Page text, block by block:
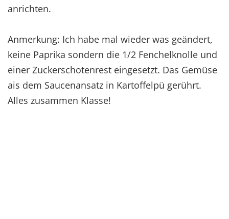
anrichten.
Anmerkung: Ich habe mal wieder was geändert,
keine Paprika sondern die 1/2 Fenchelknolle und
einer Zuckerschotenrest eingesetzt. Das Gemüse
ais dem Saucenansatz in Kartoffelpü gerührt.
Alles zusammen Klasse!